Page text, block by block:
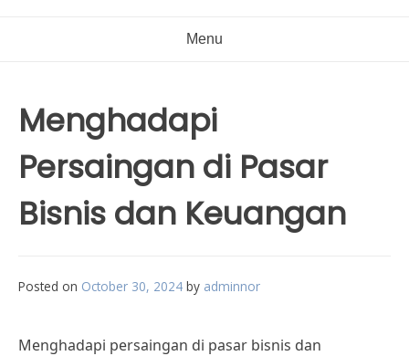
Menu
Menghadapi
Persaingan di Pasar
Bisnis dan Keuangan
Posted on October 30, 2024 by adminnor
Menghadapi persaingan di pasar bisnis dan